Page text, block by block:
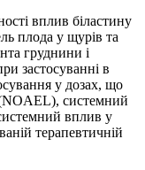
вплив біластину
плода у щурів та
груднини і
застосуванні в
у дозах, що
(NOAEL), системний
вплив у
терапевтичній